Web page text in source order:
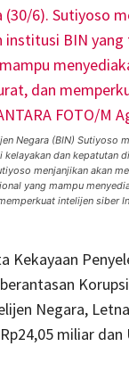
Negara (BIN) Sutiyoso
dan kepatutan
menjanjikan akan
yang mampu
intelijen siber
Kekayaan
Negara,
miliar dan